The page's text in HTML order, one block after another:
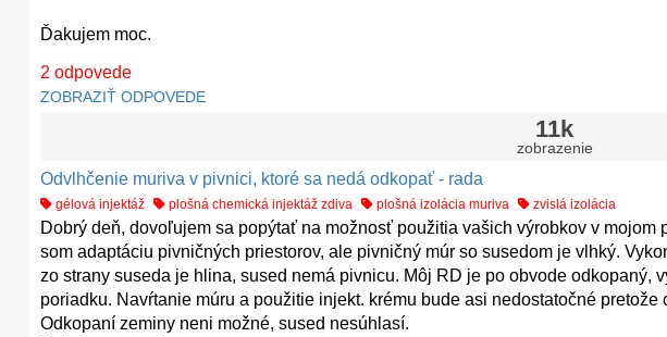
Ďakujem moc.
2 odpovede
ZOBRAZIŤ ODPOVEDE
11k
zobrazenie
Odvlhčenie muriva v pivnici, ktoré sa nedá odkopať - rada
gélová injektáž plošná chemická injektáž zdiva plošná izolácia muriva zvislá izolácia
Dobrý deň, dovoľujem sa popýtať na možnosť použitia vašich výrobkov v mojom
som adaptáciu pivničných priestorov, ale pivničný múr so susedom je vlhký.
zo strany suseda je hlina, sused nemá pivnicu. Môj RD je po obvode odkopaný,
poriadku. Navŕtanie múru a použitie injekt. krému bude asi nedostatočné
Odkopaní zeminy neni možné, sused nesúhlasí.